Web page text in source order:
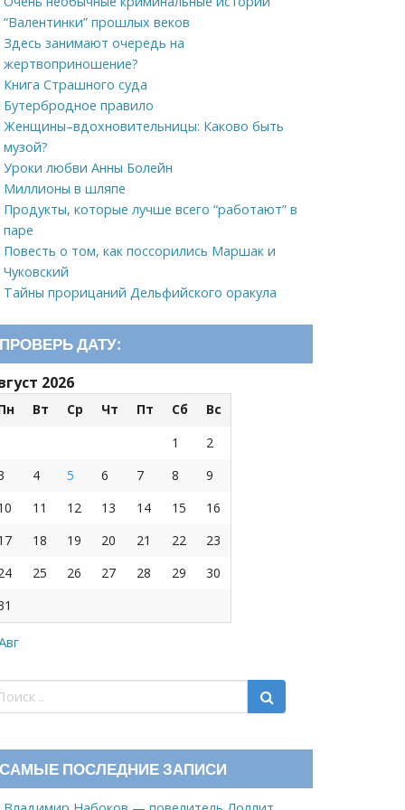
“Валентинки” прошлых веков
Здесь занимают очередь на
жертвоприношение?
Книга Страшного суда
Бутербродное правило
Женщины–вдохновительницы: Каково быть
музой?
Уроки любви Анны Болейн
Миллионы в шляпе
Продукты, которые лучше всего “работают” в
паре
Повесть о том, как поссорились Маршак и
Чуковский
Тайны прорицаний Дельфийского оракула
ПРОВЕРЬ ДАТУ:
2026
Вт Ср Чт Пт Сб
Вс
1
2
4 5 6 7 8
9
11 12 13 14 15
16
18 19 20 21 22
23
25 26 27 28 29
30
САМЫЕ ПОСЛЕДНИЕ ЗАПИСИ